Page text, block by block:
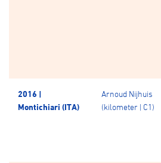
2016 |
Montichiari (ITA)
Arnoud Nijhuis
(kilometer | C1)